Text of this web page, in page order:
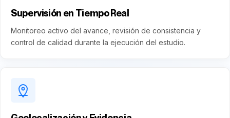
Supervisión en Tiempo Real
Monitoreo activo del avance, revisión de consistencia y
control de calidad durante la ejecución del estudio.